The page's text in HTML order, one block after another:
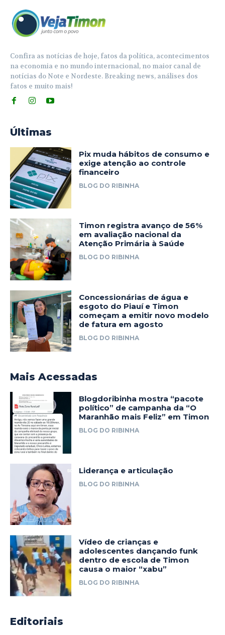
Confira as notícias de hoje, fatos da política, acontecimentos
na economia e no mundo internacional, no maior canal de
notícias do Note e Nordeste. Breaking news, análises dos
fatos e muito mais!
Últimas
Pix muda hábitos de consumo e
exige atenção ao controle
financeiro
BLOG DO RIBINHA
Timon registra avanço de 56%
em avaliação nacional da
Atenção Primária à Saúde
BLOG DO RIBINHA
Concessionárias de água e
esgoto do Piauí e Timon
começam a emitir novo modelo
de fatura em agosto
BLOG DO RIBINHA
Mais Acessadas
Blogdoribinha mostra “pacote
político” de campanha da “O
Maranhão mais Feliz” em Timon
BLOG DO RIBINHA
Liderança e articulação
BLOG DO RIBINHA
Vídeo de crianças e
adolescentes dançando funk
dentro de escola de Timon
causa o maior “xabu”
BLOG DO RIBINHA
Editoriais